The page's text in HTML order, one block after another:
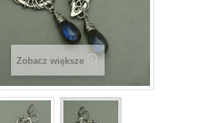
Zobacz większe